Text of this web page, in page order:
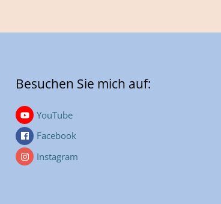
Besuchen Sie mich auf:
YouTube
Facebook
Instagram